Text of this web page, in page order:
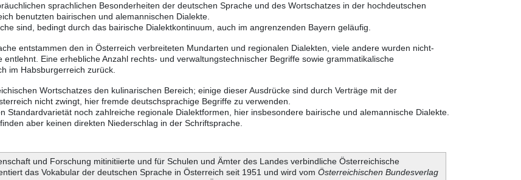
sprachlichen Besonderheiten der deutschen Sprache und des Wortschatzes in der hochdeutschen
benutzten bairischen und alemannischen Dialekte.
sind, bedingt durch das bairische Dialektkontinuum, auch im angrenzenden Bayern geläufig.
entstammen den in Österreich verbreiteten Mundarten und regionalen Dialekten, viele andere wurden nicht-
Eine erhebliche Anzahl rechts- und verwaltungstechnischer Begriffe sowie grammatikalische
im Habsburgerreich zurück.
Wortschatzes den kulinarischen Bereich; einige dieser Ausdrücke sind durch Verträge mit der
nicht zwingt, hier fremde deutschsprachige Begriffe zu verwenden.
Standardvarietät noch zahlreiche regionale Dialektformen, hier insbesondere bairische und alemannische Dialekte.
aber keinen direkten Niederschlag in der Schriftsprache.
und Forschung mitinitiierte und für Schulen und Ämter des Landes verbindliche Österreichische
das Vokabular der deutschen Sprache in Österreich seit 1951 und wird vom Österreichischen Bundesverlag